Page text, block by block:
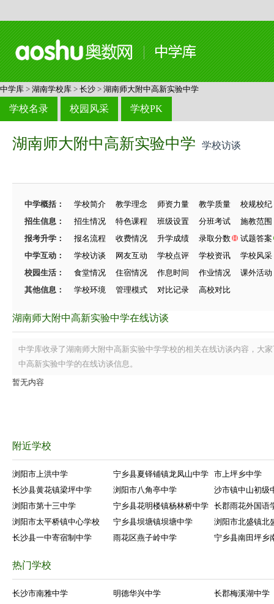
中学库 > 湖南学校库 > 长沙 > 湖南师大附中高新实验中学
学校名录 校园风采 学校PK
湖南师大附中高新实验中学 学校访谈
中学概括： 学校简介 教学理念 师资力量 教学质量
校规校纪
招生信息：
招生情况 特色课程 班级设置 分班考试
施教范围
报考升学：
报名流程 收费情况 升学成绩 录取分数
试题答案
中学互动：
学校访谈 网友互动 学校点评 学校资讯
学校风采
校园生活：
食堂情况 住宿情况 作息时间 作业情况
课外活动
其他信息：
学校环境 管理模式 对比记录 高校对比
湖南师大附中高新实验中学在线访谈
中学库收录了湖南师大附中高新实验中学学校的相关在线访谈内容，大
中高新实验中学的在线访谈信息。
暂无内容
附近学校
浏阳市上洪中学 宁乡县夏铎铺镇龙凤山中学 市上坪乡中学
长沙县黄花镇梁坪中学
浏阳市八角亭中学
沙市镇中山初级
浏阳市第十三中学
宁乡县花明楼镇杨林桥中学 长郡雨花外国语
浏阳市太平桥镇中心学校
宁乡县坝塘镇坝塘中学
浏阳市北盛镇北
长沙县一中寄宿制中学
雨花区燕子岭中学 宁乡县南田坪乡
热门学校
长沙市南雅中学 明德华兴中学
长郡梅溪湖中学